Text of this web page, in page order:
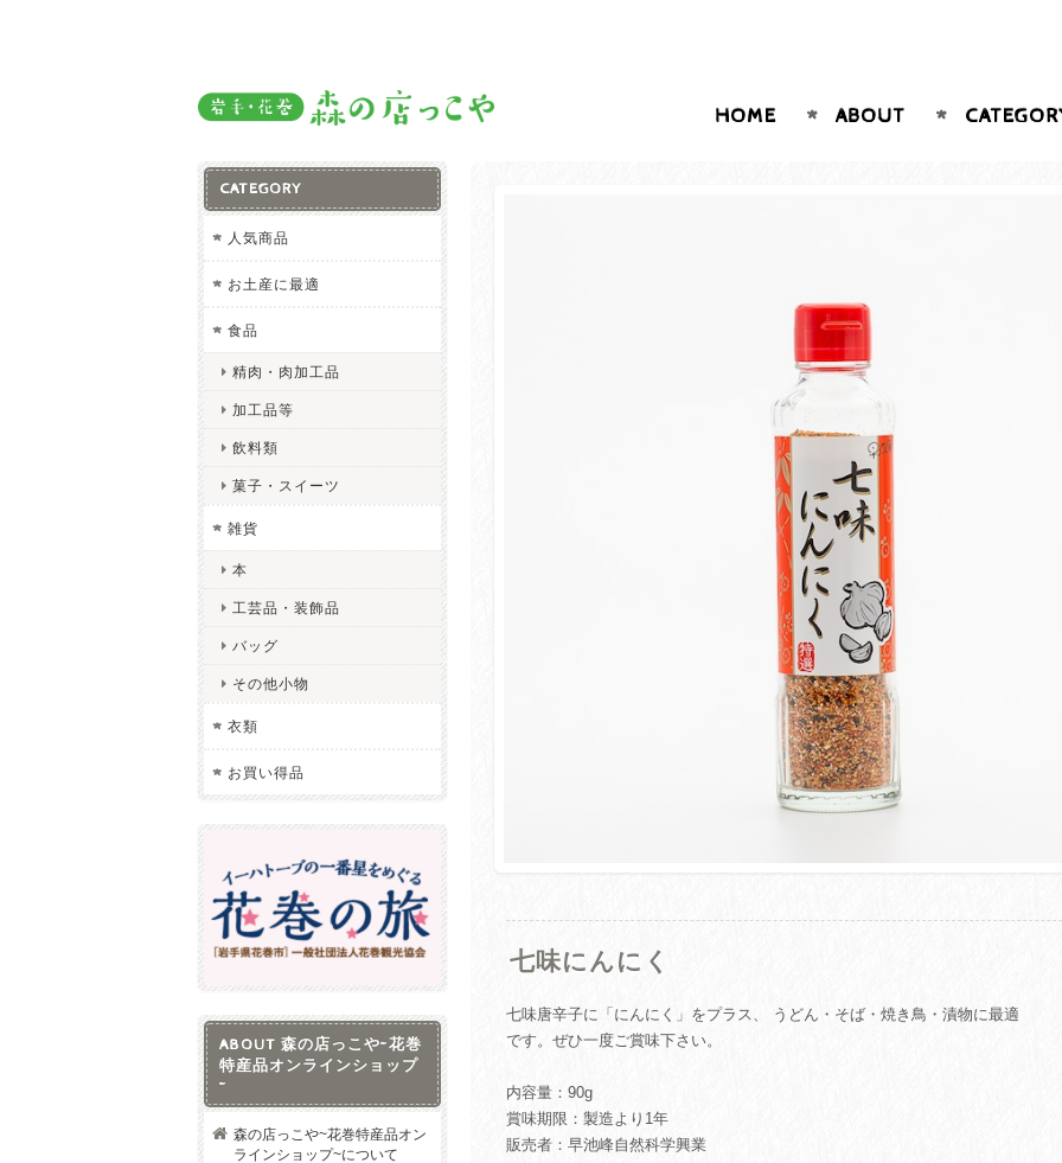
HOME ABOUT
七味にんにく
七味唐辛子に「にんにく」をプラス、 うどん・そば・焼き鳥・漬物に最適
です。ぜひ一度ご賞味下さい。
内容量：90g
賞味期限：製造より1年
販売者：早池峰自然科学興業
CATEGORY
人気商品
お土産に最適
食品
精肉・肉加工品
加工品等
飲料類
菓子・スイーツ
雑貨
本
工芸品・装飾品
バッグ
その他小物
衣類
お買い得品
ABOUT 森の店っこや~花巻
特産品オンラインショップ
~
森の店っこや~花巻特産品オン
ラインショップ~について